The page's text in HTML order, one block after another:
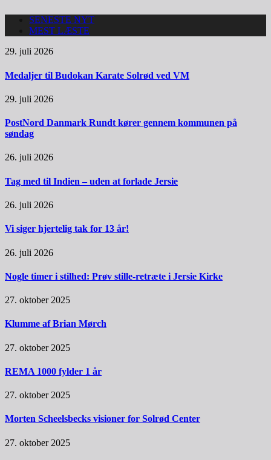
SENESTE NYT
MEST LÆSTE
29. juli 2026
Medaljer til Budokan Karate Solrød ved VM
29. juli 2026
PostNord Danmark Rundt kører gennem kommunen på
søndag
26. juli 2026
Tag med til Indien – uden at forlade Jersie
26. juli 2026
Vi siger hjertelig tak for 13 år!
26. juli 2026
Nogle timer i stilhed: Prøv stille-retræte i Jersie Kirke
27. oktober 2025
Klumme af Brian Mørch
27. oktober 2025
REMA 1000 fylder 1 år
27. oktober 2025
Morten Scheelsbecks visioner for Solrød Center
27. oktober 2025